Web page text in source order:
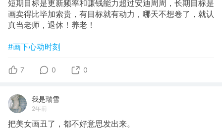
短期目标是更新频率和赚钱能力超过安迪周周，长期目标是
画卖得比毕加索贵，有目标就有动力，哪天不想卷了，就认
真当老师，退休！养老！
#画下心动时刻
7 0 0
我是瑞雪
2年前
把美女画丑了，都不好意思发出来。